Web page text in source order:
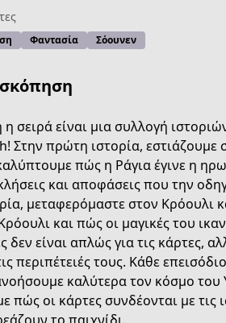
43f0-ab2c-c144debcae87
gi-oh-ocg-stories
Φαντασία Σόουνεν
η σειρά είναι μια συλλογή
Στην πρώτη ιστορία,
πώς η Ράγια έγινε η
και αποφάσεις που την
μεταφερόμαστε στον Κρόουλι
και πώς οι μαγικές του
δεν είναι απλώς για τις κάρτες,
περιπέτειές τους. Κάθε
καλύτερα τον κόσμο του
πώς οι κάρτες συνδέονται με τις